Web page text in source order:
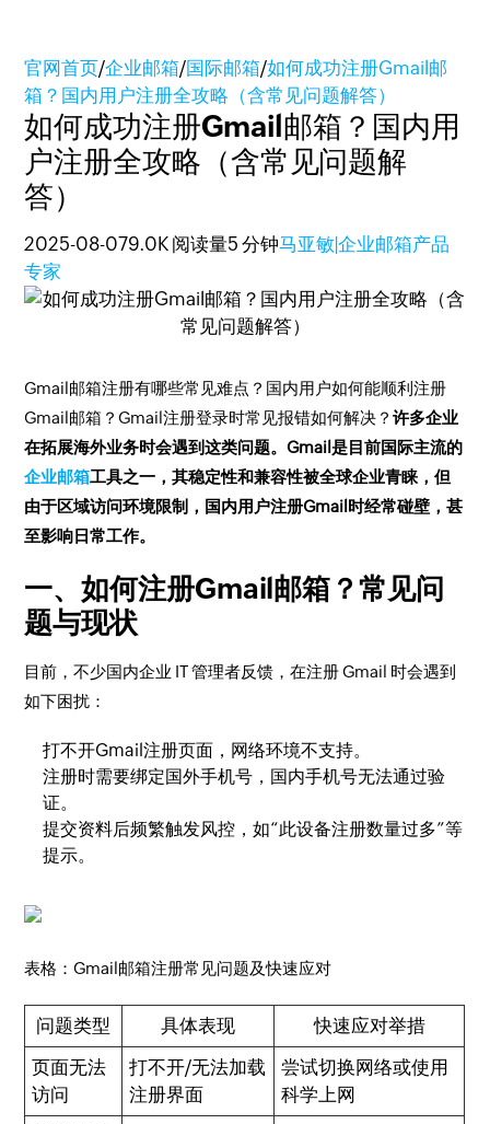
官网首页/企业邮箱/国际邮箱/如何成功注册Gmail邮
箱？国内用户注册全攻略（含常见问题解答）
如何成功注册Gmail邮箱？国内用
户注册全攻略（含常见问题解
答）
2025-08-079.0K 阅读量5 分钟马亚敏|企业邮箱产品
专家
Gmail邮箱注册有哪些常见难点？国内用户如何能顺利注册
Gmail邮箱？Gmail注册登录时常见报错如何解决？许多企业
在拓展海外业务时会遇到这类问题。Gmail是目前国际主流的
企业邮箱工具之一，其稳定性和兼容性被全球企业青睐，但
由于区域访问环境限制，国内用户注册Gmail时经常碰壁，甚
至影响日常工作。
一、如何注册Gmail邮箱？常见问
题与现状
目前，不少国内企业 IT 管理者反馈，在注册 Gmail 时会遇到
如下困扰：
打不开Gmail注册页面，网络环境不支持。
注册时需要绑定国外手机号，国内手机号无法通过验
证。
提交资料后频繁触发风控，如“此设备注册数量过多”等
提示。
表格：Gmail邮箱注册常见问题及快速应对
问题类型 具体表现
快速应对举措
页面无法
访问
打不开/无法加载
注册界面
尝试切换网络或使用
科学上网